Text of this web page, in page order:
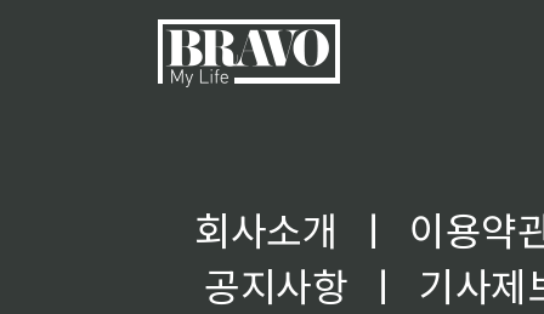
회사소개 ㅣ
이용약
공지사항
ㅣ
기사제